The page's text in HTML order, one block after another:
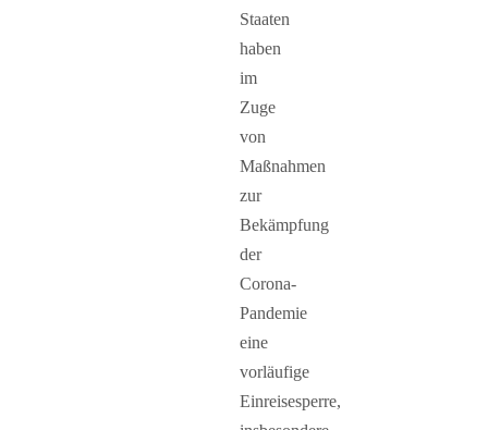
Staaten
haben
im
Zuge
von
Maßnahmen
zur
Bekämpfung
der
Corona-
Pandemie
eine
vorläufige
Einreisesperre,